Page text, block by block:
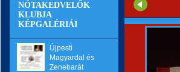
NÓTAKEDVELŐK
KLUBJA
KÉPGALÉRIÁI
Újpesti
Magyardal és
Zenebarát